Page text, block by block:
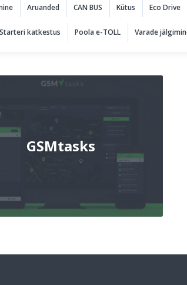
Aruanded CAN BUS Kütus Eco Drive
Starteri katkestus Poola e-TOLL Varade
GSMtasks